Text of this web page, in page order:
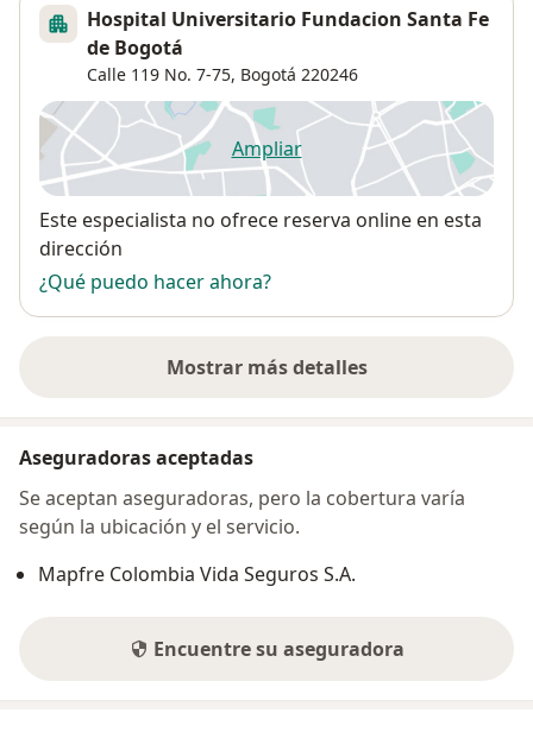
Hospital Universitario Fundacion Santa Fe
de Bogotá
Calle 119 No. 7-75, Bogotá 220246
Ampliarse abre en una nueva
Disponibilidad
Este especialista no ofrece reserva online en esta
dirección
¿Qué puedo hacer ahora?
Mostrar más detalles
sobre la dirección
Aseguradoras aceptadas
Se aceptan aseguradoras, pero la cobertura varía
según la ubicación y el servicio.
Mapfre Colombia Vida Seguros S.A.
Encuentre su aseguradora